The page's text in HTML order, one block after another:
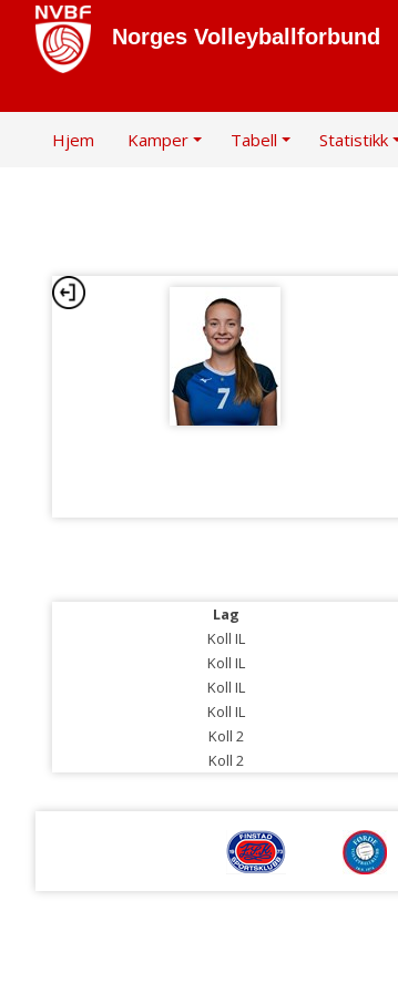
Norges Volleyballforbund
Hjem Kamper Tabell Statistikk
Lag
Koll IL
Koll IL
Koll IL
Koll IL
Koll 2
Koll 2